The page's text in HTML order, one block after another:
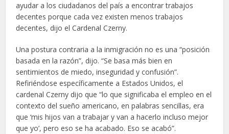
ayudar a los ciudadanos del país a encontrar trabajos
decentes porque cada vez existen menos trabajos
decentes, dijo el Cardenal Czerny.
Una postura contraria a la inmigración no es una “posición
basada en la razón”, dijo. “Se basa más bien en
sentimientos de miedo, inseguridad y confusión”.
Refiriéndose específicamente a Estados Unidos, el
cardenal Czerny dijo que “lo que significaba el empleo en el
contexto del sueño americano, en palabras sencillas, era
que ‘mis hijos van a trabajar y van a hacerlo incluso mejor
que yo’, pero eso se ha acabado. Eso se acabó”.